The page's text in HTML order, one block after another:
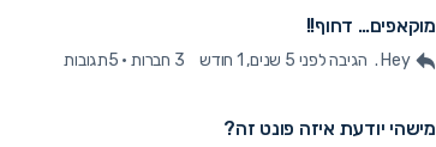
מוקאפים… דחוף!!
Hey . הגיבהלפני 5 שנים, 1 חודש 3 חברות · 5תגובות
מישהי יודעת איזה פונט זה?